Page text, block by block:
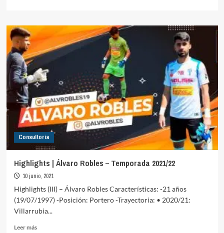
Highlights
|
–
Temporada
2021/22
Consultoría
Highlights | Álvaro Robles – Temporada 2021/22
10 junio, 2021
Highlights (III) – Álvaro Robles Características: -21 años
(19/07/1997) -Posición: Portero -Trayectoria: • 2020/21:
Villarrubia...
Leer másLeer